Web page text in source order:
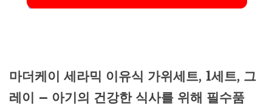
마더케이 세라믹 이유식 가위세트, 1세트, 그
레이 – 아기의 건강한 식사를 위해 필수품